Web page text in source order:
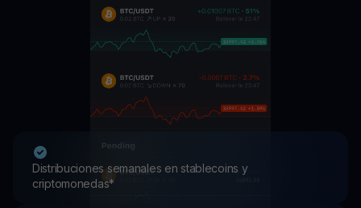
Distribuciones semanales en stablecoins y
criptomonedas*